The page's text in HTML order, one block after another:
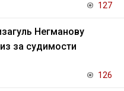
127
Негманову
за судимости
126